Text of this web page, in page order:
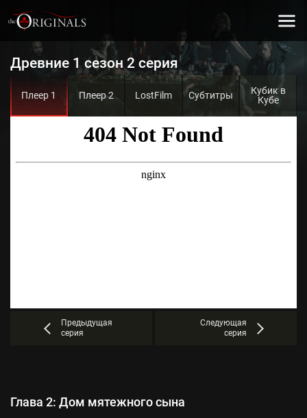
Древние 1 сезон 2 серия
Плеер 1 Плеер 2 LostFilm Субтитры
Кубик в
Кубе
Предыдущая
серия
Следующая
серия
Глава 2: Дом мятежного сына